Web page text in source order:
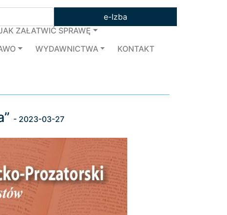
e-Izba
ZAŁATWIĆ SPRAWĘ
WYDAWNICTWA KONTAKT
- 2023-03-27